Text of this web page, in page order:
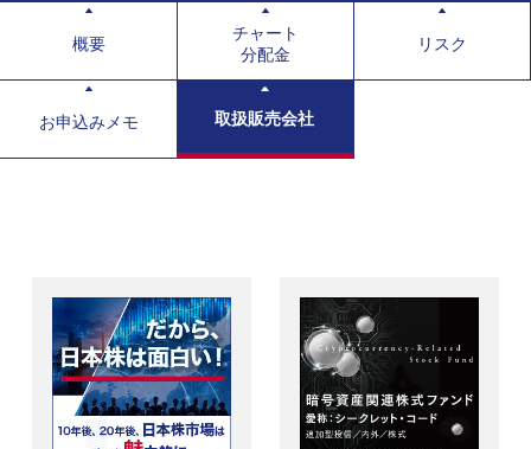
概要
チャート
分配金
リスク
お申込みメモ 取扱販売会社